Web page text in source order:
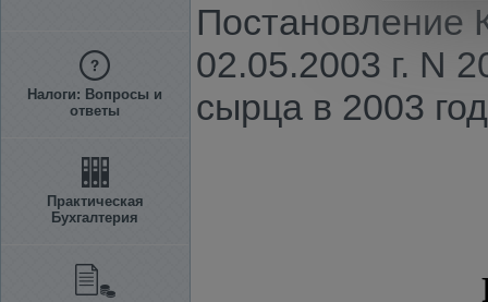
Налоги: Вопросы и
ответы
Практическая
Бухгалтерия
Постановление
02.05.2003 г. N
сырца в 2003